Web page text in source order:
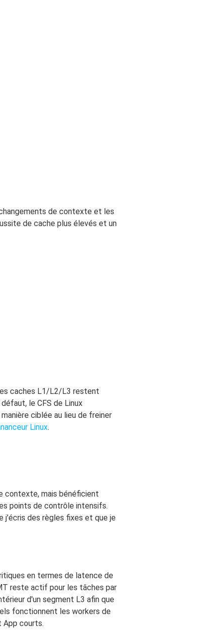
de contexte et les
de cache plus élevés et un
caches L1/L2/L3 restent
le CFS de Linux
ciblée au lieu de freiner
Linux.
contexte, mais bénéficient
points de contrôle intensifs.
j'écris des règles fixes et que je
en termes de latence de
reste actif pour les tâches par
d'un segment L3 afin que
fonctionnent les workers de
App courts.